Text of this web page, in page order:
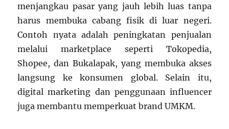
menjangkau pasar yang jauh lebih luas tanpa
harus membuka cabang fisik di luar negeri.
Contoh nyata adalah peningkatan penjualan
melalui marketplace seperti Tokopedia,
Shopee, dan Bukalapak, yang membuka akses
langsung ke konsumen global. Selain itu,
digital marketing dan penggunaan influencer
juga membantu memperkuat brand UMKM.